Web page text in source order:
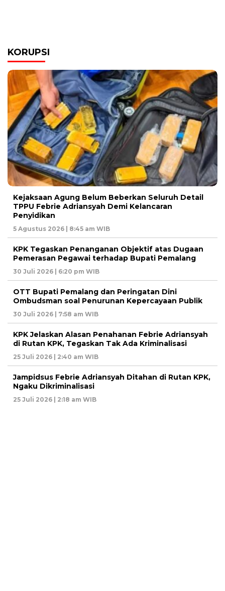
KORUPSI
Kejaksaan Agung Belum Beberkan Seluruh Detail
TPPU Febrie Adriansyah Demi Kelancaran
Penyidikan
5 Agustus 2026 | 8:45 am WIB
KPK Tegaskan Penanganan Objektif atas Dugaan
Pemerasan Pegawai terhadap Bupati Pemalang
30 Juli 2026 | 6:20 pm WIB
OTT Bupati Pemalang dan Peringatan Dini
Ombudsman soal Penurunan Kepercayaan Publik
30 Juli 2026 | 7:58 am WIB
KPK Jelaskan Alasan Penahanan Febrie Adriansyah
di Rutan KPK, Tegaskan Tak Ada Kriminalisasi
25 Juli 2026 | 2:40 am WIB
Jampidsus Febrie Adriansyah Ditahan di Rutan KPK,
Ngaku Dikriminalisasi
25 Juli 2026 | 2:18 am WIB